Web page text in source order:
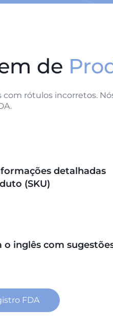
de
rótulos incorretos.
detalhadas
(SKU)
o inglês com
FDA